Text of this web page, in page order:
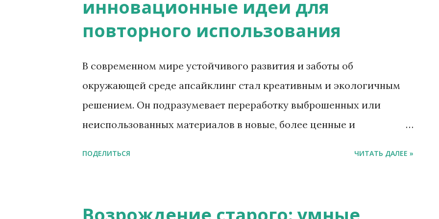
инновационные идеи для
повторного использования
В современном мире устойчивого развития и заботы об
окружающей среде апсайклинг стал креативным и экологичным
решением. Он подразумевает переработку выброшенных или
неиспользованных материалов в новые, более ценные и
ПОДЕЛИТЬСЯ ЧИТАТЬ ДАЛЕЕ »